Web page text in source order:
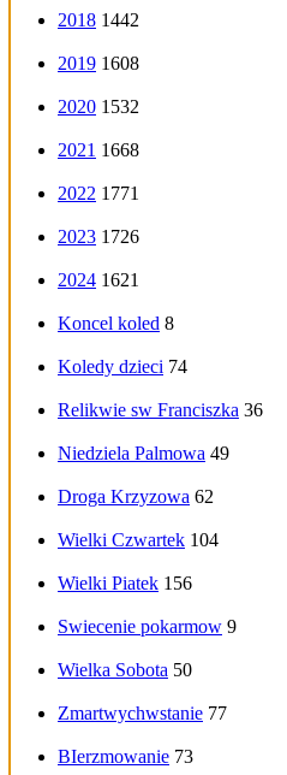
2018 1442
2019 1608
2020 1532
2021 1668
2022 1771
2023 1726
2024 1621
Koncel koled 8
Koledy dzieci 74
Relikwie sw Franciszka 36
Niedziela Palmowa 49
Droga Krzyzowa 62
Wielki Czwartek 104
Wielki Piatek 156
Swiecenie pokarmow 9
Wielka Sobota 50
Zmartwychwstanie 77
BIerzmowanie 73